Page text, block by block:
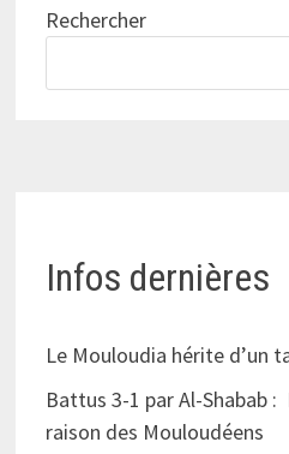
Rechercher
Infos dernières
Le Mouloudia hérite d’un
Battus 3-1 par Al-Shabab
raison des Mouloudéens